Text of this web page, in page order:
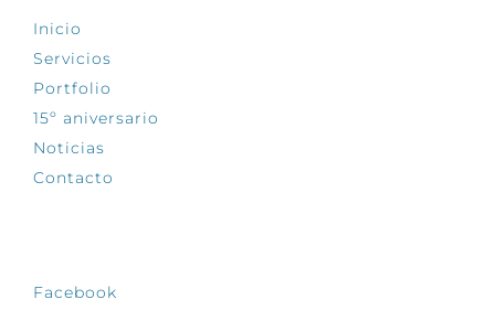
Inicio
Servicios
Portfolio
15º aniversario
Noticias
Contacto
Facebook